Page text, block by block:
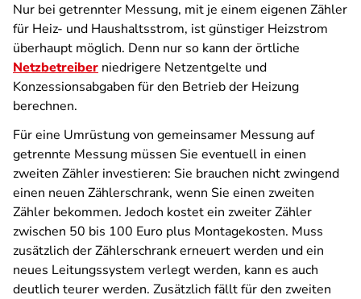
Nur bei getrennter Messung, mit je einem eigenen Zähler
für Heiz- und Haushaltsstrom, ist günstiger Heizstrom
überhaupt möglich. Denn nur so kann der örtliche
Netzbetreiber niedrigere Netzentgelte und
Konzessionsabgaben für den Betrieb der Heizung
berechnen.
Für eine Umrüstung von gemeinsamer Messung auf
getrennte Messung müssen Sie eventuell in einen
zweiten Zähler investieren: Sie brauchen nicht zwingend
einen neuen Zählerschrank, wenn Sie einen zweiten
Zähler bekommen. Jedoch kostet ein zweiter Zähler
zwischen 50 bis 100 Euro plus Montagekosten. Muss
zusätzlich der Zählerschrank erneuert werden und ein
neues Leitungssystem verlegt werden, kann es auch
deutlich teurer werden. Zusätzlich fällt für den zweiten